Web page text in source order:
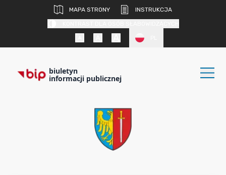
MAPA STRONY
INSTRUKCJA
biuletyn
informacji publicznej